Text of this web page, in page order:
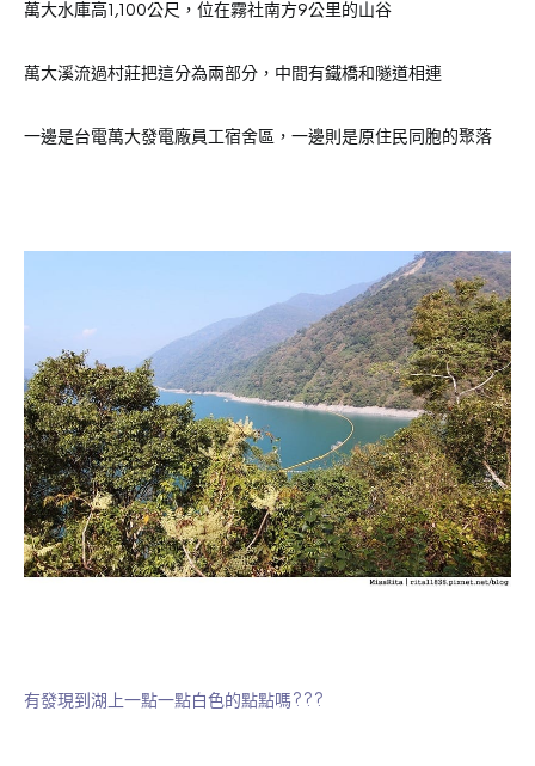
萬大水庫高1,100公尺，位在霧社南方9公里的山谷
萬大溪流過村莊把這分為兩部分，中間有鐵橋和隧道相連
一邊是台電萬大發電廠員工宿舍區，一邊則是原住民同胞的聚落
有發現到湖上一點一點白色的點點嗎???